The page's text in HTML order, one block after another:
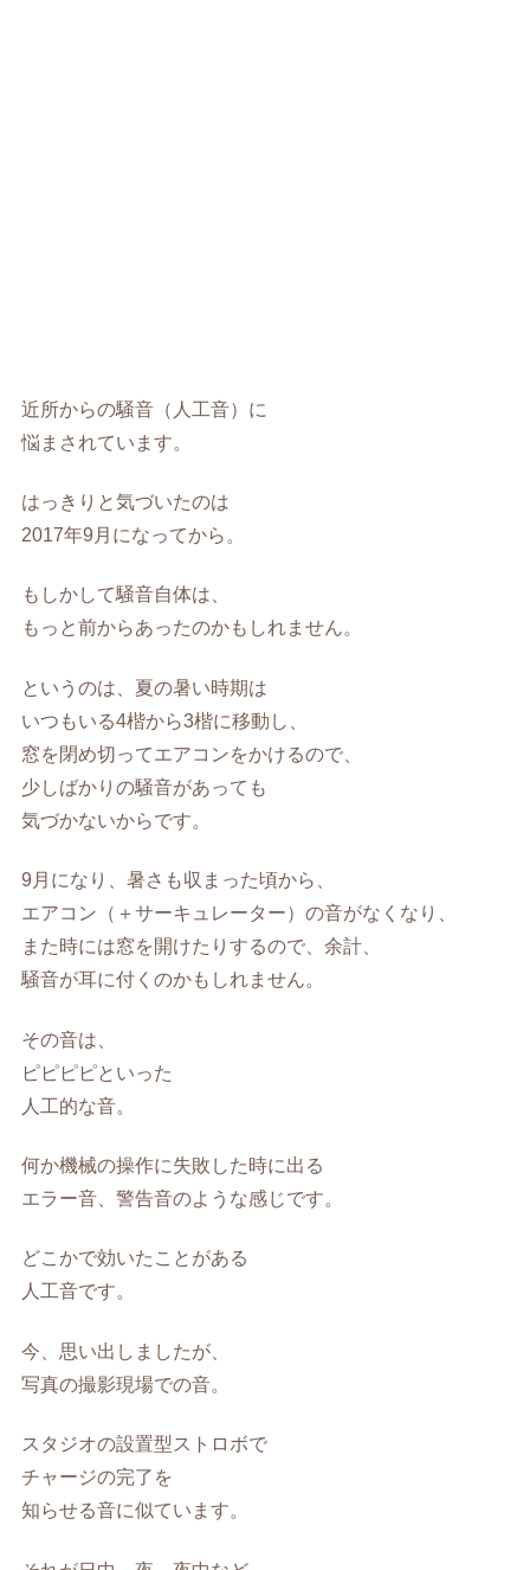
近所からの騒音（人工音）に
悩まされています。
はっきりと気づいたのは
2017年9月になってから。
もしかして騒音自体は、
もっと前からあったのかもしれません。
というのは、夏の暑い時期は
いつもいる4楷から3楷に移動し、
窓を閉め切ってエアコンをかけるので、
少しばかりの騒音があっても
気づかないからです。
9月になり、暑さも収まった頃から、
エアコン（＋サーキュレーター）の音がなくなり、
また時には窓を開けたりするので、余計、
騒音が耳に付くのかもしれません。
その音は、
ピピピピといった
人工的な音。
何か機械の操作に失敗した時に出る
エラー音、警告音のような感じです。
どこかで効いたことがある
人工音です。
今、思い出しましたが、
写真の撮影現場での音。
スタジオの設置型ストロボで
チャージの完了を
知らせる音に似ています。